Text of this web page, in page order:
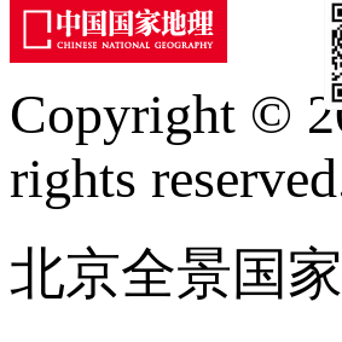
Copyright ©
rights
北京全景国